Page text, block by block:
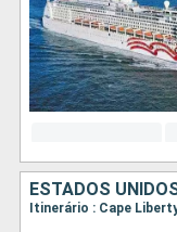
ESTADOS
Itinerário : Cape